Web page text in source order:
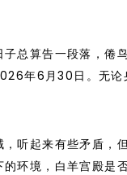
总算告一段落，倦
年6月30日。无论
听起来有些矛盾，
环境，白羊宫殿是